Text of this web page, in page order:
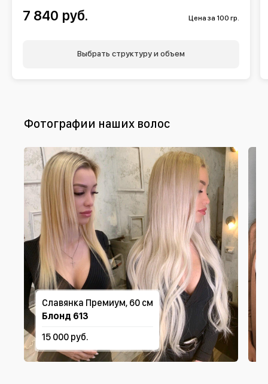
7 840 руб. Цена за 100 гр.
Выбрать структуру и объем
Фотографии наших волос
Славянка Премиум, 60 см
Блонд 613
15 000 руб.